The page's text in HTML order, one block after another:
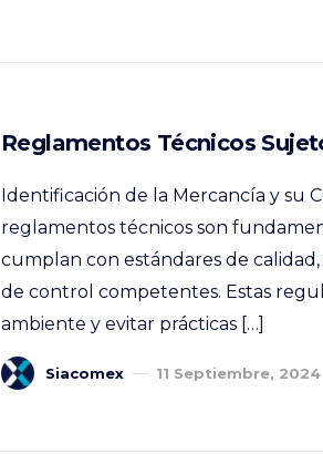
Reglamentos Técnicos
Identificación de la Mercancía y su
reglamentos técnicos son
cumplan con estándares de
de control competentes. Estas
ambiente y evitar prácticas […]
Siacomex 11 Septiembre, 2024